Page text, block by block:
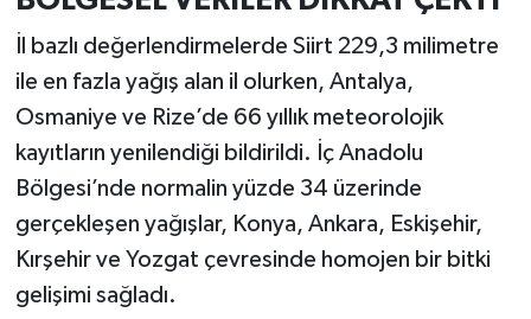
İl bazlı değerlendirmelerde Siirt 229,3 milimetre
ile en fazla yağış alan il olurken, Antalya,
Osmaniye ve Rize’de 66 yıllık meteorolojik
kayıtların yenilendiği bildirildi. İç Anadolu
Bölgesi’nde normalin yüzde 34 üzerinde
gerçekleşen yağışlar, Konya, Ankara, Eskişehir,
Kırşehir ve Yozgat çevresinde homojen bir bitki
gelişimi sağladı.